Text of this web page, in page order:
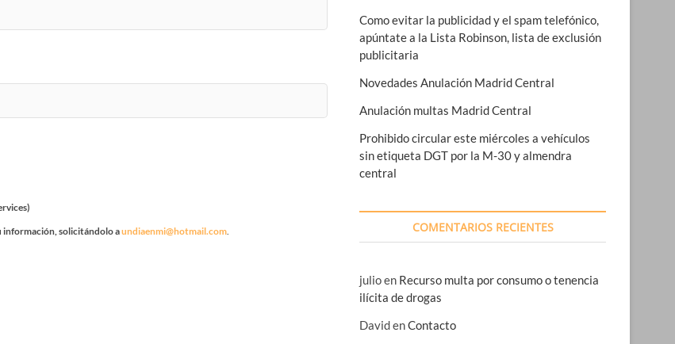
información, solicitándolo aundiaenmi@hotmail.com.
Como evitar la publicidad y el spam telefónico,
apúntate a la Lista Robinson, lista de exclusión
publicitaria
Novedades Anulación Madrid Central
Anulación multas Madrid Central
Prohibido circular este miércoles a vehículos
sin etiqueta DGT por la M-30 y almendra
central
COMENTARIOS RECIENTES
julioen Recurso multa por consumo o tenencia
ilícita de drogas
DavidenContacto